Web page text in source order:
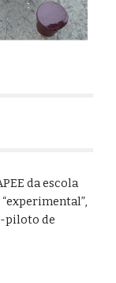
da escola
piloto de